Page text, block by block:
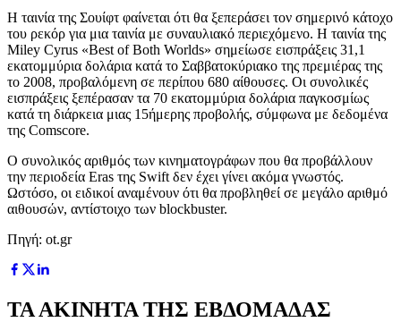
Η ταινία της Σουίφτ φαίνεται ότι θα ξεπεράσει τον σημερινό κάτοχο
του ρεκόρ για μια ταινία με συναυλιακό περιεχόμενο. Η ταινία της
Miley Cyrus «Best of Both Worlds» σημείωσε εισπράξεις 31,1
εκατομμύρια δολάρια κατά το Σαββατοκύριακο της πρεμιέρας της
το 2008, προβαλόμενη σε περίπου 680 αίθουσες. Οι συνολικές
εισπράξεις ξεπέρασαν τα 70 εκατομμύρια δολάρια παγκοσμίως
κατά τη διάρκεια μιας 15ήμερης προβολής, σύμφωνα με δεδομένα
της Comscore.
Ο συνολικός αριθμός των κινηματογράφων που θα προβάλλουν
την περιοδεία Eras της Swift δεν έχει γίνει ακόμα γνωστός.
Ωστόσο, οι ειδικοί αναμένουν ότι θα προβληθεί σε μεγάλο αριθμό
αιθουσών, αντίστοιχο των blockbuster.
Πηγή: ot.gr
ΤΑ ΑΚΙΝΗΤΑ ΤΗΣ ΕΒΔΟΜΑΔΑΣ